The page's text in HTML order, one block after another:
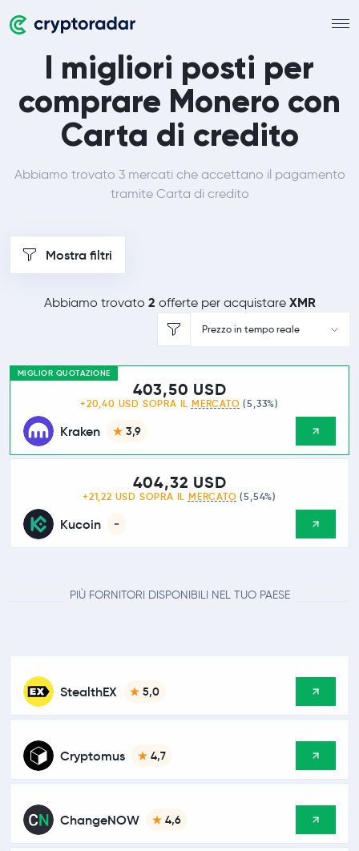
I migliori posti per
comprare Monero con
Carta di credito
Abbiamo trovato 3 mercati che accettano il pagamento
tramite Carta di credito
Mostra filtri
Abbiamo trovato 2 offerte per acquistare XMR
Prezzo in tempo reale
MIGLIOR QUOTAZIONE
Kraken 3,9
403,50 USD
+20,40 USD SOPRA IL MERCATO (5,33%)
Kucoin -
404,32 USD
+21,22 USD SOPRA IL MERCATO (5,54%)
PIÙ FORNITORI DISPONIBILI NEL TUO PAESE
StealthEX 5,0
Cryptomus 4,7
ChangeNOW 4,6